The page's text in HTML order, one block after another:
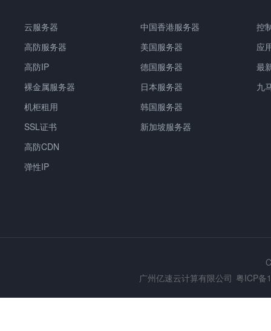
云服务器
高防服务器
高防IP
裸金属服务器
机柜租用
SSL证书
高防CDN
弹性IP
中国香港服务器
美国服务器
德国服务器
日本服务器
韩国服务器
新加坡服务器
控
应
最
九
广州亿速云计算有限公司 粤ICP备